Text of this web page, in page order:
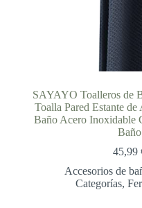
SAYAYO Toalleros de
Toalla Pared Estante
Baño Acero Inoxidable
45,99
Accesorios de
Categorías,